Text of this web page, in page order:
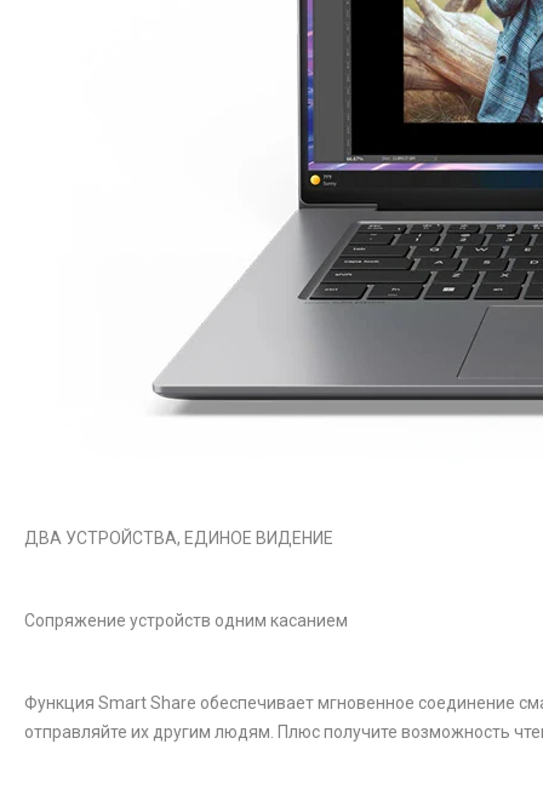
ДВА УСТРОЙСТВА, ЕДИНОЕ ВИДЕНИЕ
Сопряжение устройств одним касанием
Функция Smart Share обеспечивает мгновенное соединение
отправляйте их другим людям. Плюс получите возможность